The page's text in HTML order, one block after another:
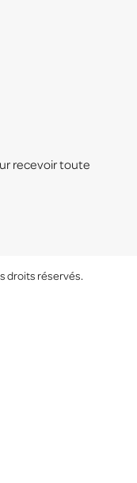
recevoir toute
droits réservés.